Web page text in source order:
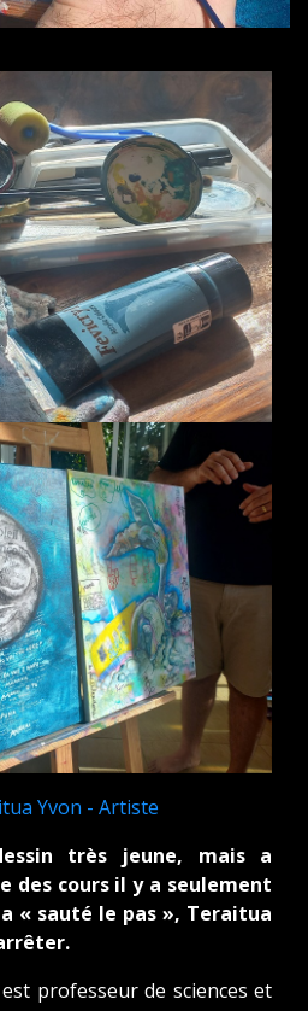
Yvon - Artiste
très jeune, mais a
des cours il y a seulement
a « sauté le pas », Teraitua
professeur de sciences et